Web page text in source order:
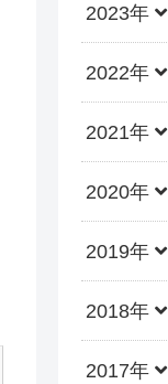
2023年
2022年
2021年
2020年
2019年
2018年
2017年